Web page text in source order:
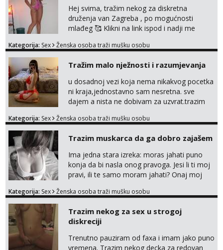
Hej svima, tražim nekog za diskretna
druženja van Zagreba , po mogućnosti
mlađeg 🥰 Klikni na link ispod i nadji me
Kategorija: Sex Ženska osoba traži mušku osobu
Tražim malo nježnosti i razumjevanja
u dosadnoj vezi koja nema nikakvog pocetka
ni kraja,jednostavno sam nesretna. sve
dajem a nista ne dobivam za uzvrat.trazim
trazim puno samo malo njeznosti i
poljupce po tijelu koji me jako
pale,obozavam kad muskarac preuzme
kontrolu . javi se :) Klikni na link ispod i nadji
me tamo, cekam te!
Kategorija: Sex Ženska osoba traži mušku osobu
Trazim muskarca da ga dobro zajašem
Ima jedna stara izreka: moras jahati puno
konja da bi nasla onog pravoga. Jesi li ti moj
pravi, ili te samo moram jahati? Onaj moj
na sexdater link i javi mi se tamo....
Kategorija: Sex Ženska osoba traži mušku osobu
Trazim nekog za sex u strogoj
diskreciji
Trenutno pauziram od faxa i imam jako puno
vremena. Trazim nekog decka za redovan